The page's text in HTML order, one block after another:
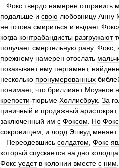
Фокс твердо намерен отправить
подальше и свою любовницу Анну
не готова смириться и выдает
когда контрабандисты разгружают
получает смертельную рану. Фокс
прежнему намерен отослать
показывает ему пергамент,
несколько пронумерованных
понимает, что бриллиант Моуэнов
крепости-тюрьме Холлисбрук За
циничный и продажный аристократ,
заключенный им с Фоксом Но Фокс
сокровищем
и лорд Эшвуд меняет
Переодевшись солдатом Фокс
который спускается на дно колодца
Фокс уедет в колонии вместе с ним